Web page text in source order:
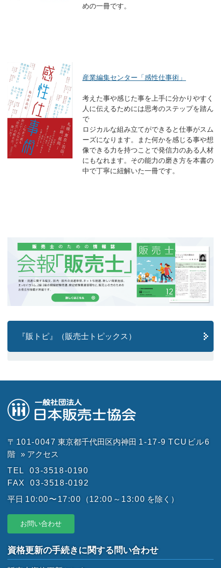
めの一冊です。
産業編集センター「感性仕事術」
考えた事や感じた事を上手に分かりやすく
人に伝えるためには思考のステップを踏ん
で
ロジカルな組み立てができると仕事がスム
ーズになります。また何かを感じる事や想
像できる力を持つことで発信力のある人材
にもなれます。その能力の磨き方を本書の
中で丁寧に紐解いた一冊です。
『販トピ』（販売士トピックス）
〒101-0047 東京都千代田区内神田 1-17-9 TCUビル6
階
» アクセス
TEL
03-3518-0190
FAX
03-3518-0192
平日 10:00〜17:00 （12:00～13:00 を除く）
お問い合わせ
資格更新の手続きに関する問い合わせ